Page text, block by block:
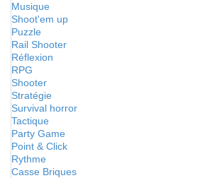
Musique
Shoot'em up
Puzzle
Rail Shooter
Réflexion
RPG
Shooter
Stratégie
Survival horror
Tactique
Party Game
Point & Click
Rythme
Casse Briques